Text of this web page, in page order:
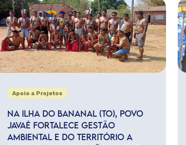
Apoio a Projetos
NA ILHA DO BANANAL (TO), POVO
JAVAÉ FORTALECE GESTÃO
AMBIENTAL E DO TERRITÓRIO A